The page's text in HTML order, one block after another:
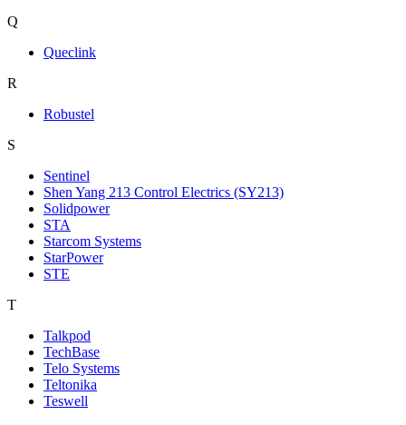
Q
Queclink
R
Robustel
S
Sentinel
Shen Yang 213 Control Electrics (SY213)
Solidpower
STA
Starcom Systems
StarPower
STE
T
Talkpod
TechBase
Telo Systems
Teltonika
Teswell